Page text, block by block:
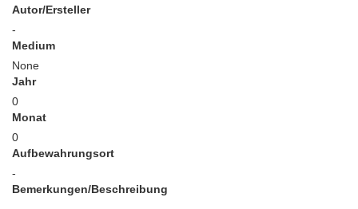
Autor/Ersteller
-
Medium
None
Jahr
0
Monat
0
Aufbewahrungsort
-
Bemerkungen/Beschreibung